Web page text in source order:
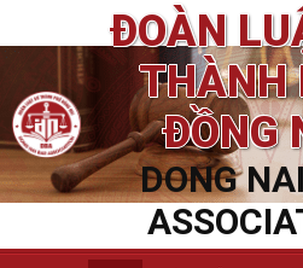
ĐOÀN
THÀNH
ĐỒNG
DONG